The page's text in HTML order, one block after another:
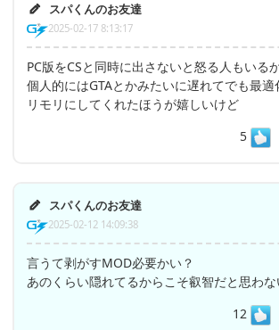
スパくんのお友達
2025-02-17 8:13:17
PC版をCSと同時に出さないと怒る人もいる
個人的にはGTAとかみたいに遅れてでも最
リモリにしてくれたほうが嬉しいけど
5
スパくんのお友達
2025-02-12 14:09:38
言うて剥がすMOD必要かい？
あのくらい隠れてるからこそ叡智だと思わな
12